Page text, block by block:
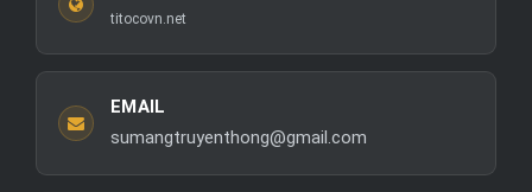
titocovn.net
EMAIL
sumangtruyenthong@gmail.com